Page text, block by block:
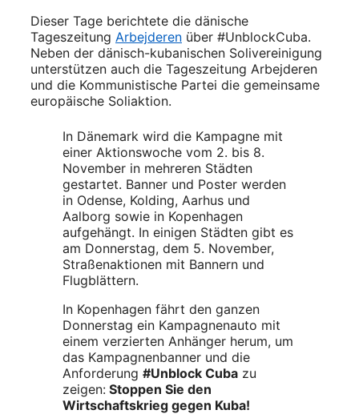
Dieser Tage berichtete die dänische
Tageszeitung Arbejderen über #UnblockCuba.
Neben der dänisch-kubanischen Solivereinigung
unterstützen auch die Tageszeitung Arbejderen
und die Kommunistische Partei die gemeinsame
europäische Soliaktion.
In Dänemark wird die Kampagne mit
einer Aktionswoche vom 2. bis 8.
November in mehreren Städten
gestartet. Banner und Poster werden
in Odense, Kolding, Aarhus und
Aalborg sowie in Kopenhagen
aufgehängt. In einigen Städten gibt es
am Donnerstag, dem 5. November,
Straßenaktionen mit Bannern und
Flugblättern.
In Kopenhagen fährt den ganzen
Donnerstag ein Kampagnenauto mit
einem verzierten Anhänger herum, um
das Kampagnenbanner und die
Anforderung #Unblock Cuba zu
zeigen: Stoppen Sie den
Wirtschaftskrieg gegen Kuba!